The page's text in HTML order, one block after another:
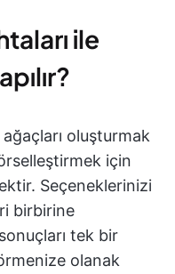
ile
oluşturmak
için
Seçeneklerinizi
birbirine
tek bir
olanak